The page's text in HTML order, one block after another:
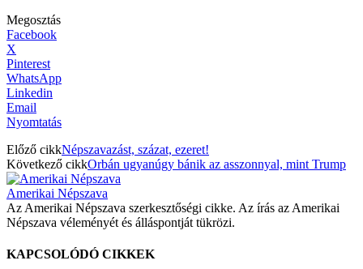
Megosztás
Facebook
X
Pinterest
WhatsApp
Linkedin
Email
Nyomtatás
Előző cikkNépszavazást, százat, ezeret!
Következő cikkOrbán ugyanúgy bánik az asszonnyal, mint Trump
Amerikai Népszava
Az Amerikai Népszava szerkesztőségi cikke. Az írás az Amerikai
Népszava véleményét és álláspontját tükrözi.
KAPCSOLÓDÓ CIKKEK